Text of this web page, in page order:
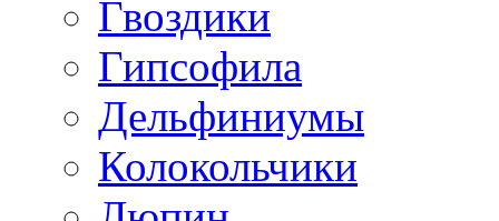
Гвоздики
Гипсофила
Дельфиниумы
Колокольчики